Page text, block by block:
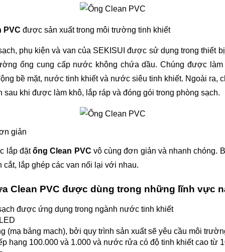
PVC được sản xuất trong môi trường tinh khiết
phụ kiện và van của SEKISUI được sử dụng trong thiết
ống cung cấp nước không chứa dầu. Chúng được làm
bề mặt, nước tinh khiết và nước siêu tinh khiết. Ngoài ra,
sau khi được làm khô, lắp ráp và đóng gói trong phòng sạch.
giản
lắp đặt ống Clean PVC vô cùng đơn giản và nhanh chóng.
cắt, lắp ghép các van nối lại với nhau.
Clean PVC được dùng trong những lĩnh vực
được ứng dụng trong ngành nước tinh khiết
(mạ bảng mạch), bởi quy trình sản xuất sẽ yêu cầu môi
hạng 100.000 và 1.000 và nước rửa có độ tinh khiết cao từ